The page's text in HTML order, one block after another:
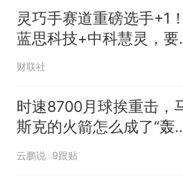
交5060元才
眼了……
空调24小时
电力部门回应
视频丨只要
佛山一中学
试前13名均
已叫停招聘
“不建议大
搜，网友：
灵巧手赛道重磅选手+1！
蓝思科技+中科慧灵，要
推出37个关节自由度
财联社
时速8700月球挨重击，
斯克的火箭怎么成了“轰
云鹏说 9跟贴